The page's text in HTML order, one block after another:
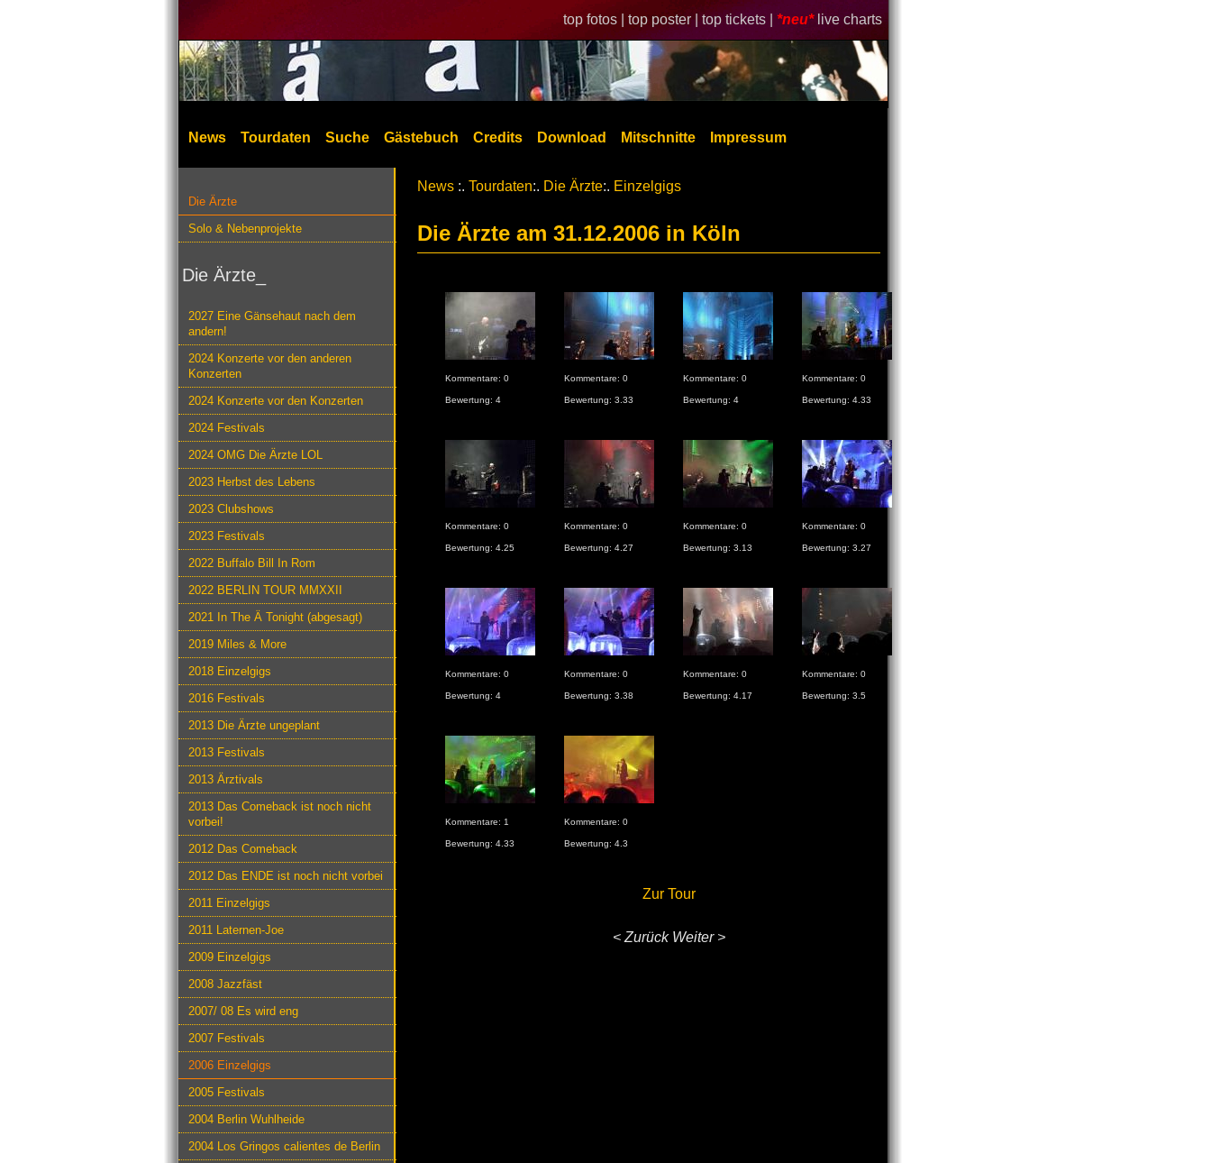
top fotos | top poster | top tickets | *neu* live charts
News Tourdaten Suche Gästebuch Credits Download Mitschnitte Impressum
Die Ärzte
Solo & Nebenprojekte
Die Ärzte_
2027 Eine Gänsehaut nach dem
andern!
2024 Konzerte vor den anderen
Konzerten
2024 Konzerte vor den Konzerten
2024 Festivals
2024 OMG Die Ärzte LOL
2023 Herbst des Lebens
2023 Clubshows
2023 Festivals
2022 Buffalo Bill In Rom
2022 BERLIN TOUR MMXXII
2021 In The Ä Tonight (abgesagt)
2019 Miles & More
2018 Einzelgigs
2016 Festivals
2013 Die Ärzte ungeplant
2013 Festivals
2013 Ärztivals
2013 Das Comeback ist noch nicht
vorbei!
2012 Das Comeback
2012 Das ENDE ist noch nicht vorbei
2011 Einzelgigs
2011 Laternen-Joe
2009 Einzelgigs
2008 Jazzfäst
2007/ 08 Es wird eng
2007 Festivals
2006 Einzelgigs
2005 Festivals
2004 Berlin Wuhlheide
2004 Los Gringos calientes de Berlin
News :. Tourdaten:. Die Ärzte:. Einzelgigs
Die Ärzte am 31.12.2006 in Köln
Kommentare: 0
Bewertung: 4
Kommentare: 0
Bewertung: 3.33
Kommentare: 0
Bewertung: 4
Kommentare: 0
Bewertung: 4.33
Kommentare: 0
Bewertung: 4.25
Kommentare: 0
Bewertung: 4.27
Kommentare: 0
Bewertung: 3.13
Kommentare: 0
Bewertung: 3.27
Kommentare: 0
Bewertung: 4
Kommentare: 0
Bewertung: 3.38
Kommentare: 0
Bewertung: 4.17
Kommentare: 0
Bewertung: 3.5
Kommentare: 1
Bewertung: 4.33
Kommentare: 0
Bewertung: 4.3
Zur Tour
< Zurück Weiter >